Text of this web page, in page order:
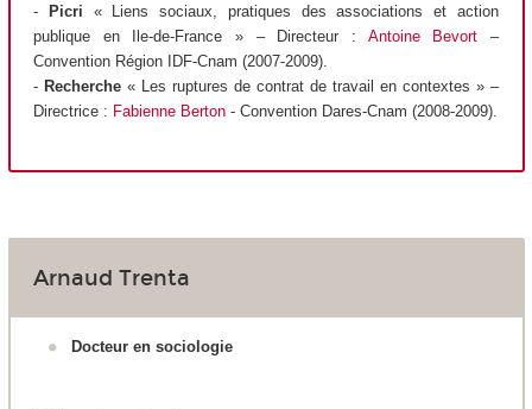
- Picri « Liens sociaux, pratiques des associations et action
publique en Ile-de-France » – Directeur : Antoine Bevort –
Convention Région IDF-Cnam (2007-2009).
- Recherche « Les ruptures de contrat de travail en contextes » –
Directrice : Fabienne Berton - Convention Dares-Cnam (2008-2009).
Arnaud Trenta
Docteur en sociologie